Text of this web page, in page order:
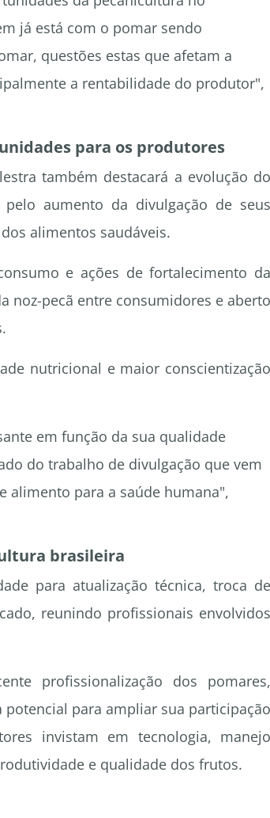
já está com o pomar sendo
questões estas que afetam a
a rentabilidade do produtor",
para os produtores
também destacará a evolução do
aumento da divulgação de seus
alimentos saudáveis.
e ações de fortalecimento da
noz-pecã entre consumidores e aberto
nutricional e maior conscientização
em função da sua qualidade
do trabalho de divulgação que vem
para a saúde humana",
brasileira
para atualização técnica, troca de
reunindo profissionais envolvidos
profissionalização dos pomares,
para ampliar sua participação
invistam em tecnologia, manejo
e qualidade dos frutos.